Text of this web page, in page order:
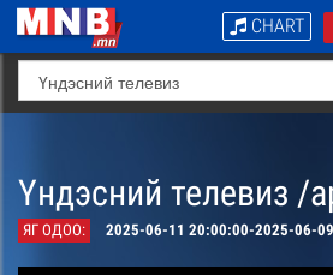
CHART
Үндэсний телевиз /
ЯГ ОДОО: 2025-06-11 20:00:00-2025-06-